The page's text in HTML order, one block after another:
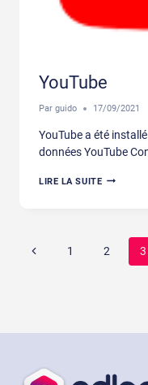
YouTube
Par guido 17/09/2021
YouTube a été
données YouTube
LIRE LA SUITEYOUTUBE
Navigation
Page
1 2 3